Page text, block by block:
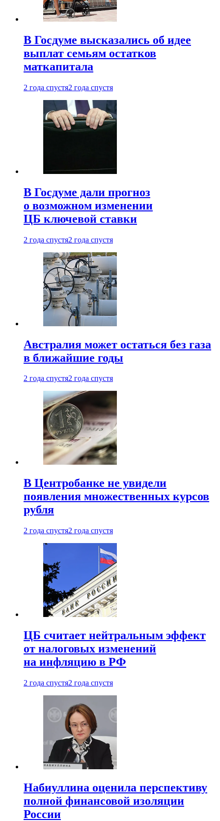
В Госдуме высказались об идее
выплат семьям остатков
маткапитала
2 года спустя2 года спустя
В Госдуме дали прогноз
о возможном изменении
ЦБ ключевой ставки
2 года спустя2 года спустя
Австралия может остаться без газа
в ближайшие годы
2 года спустя2 года спустя
В Центробанке не увидели
появления множественных курсов
рубля
2 года спустя2 года спустя
ЦБ считает нейтральным эффект
от налоговых изменений
на инфляцию в РФ
2 года спустя2 года спустя
Набиуллина оценила перспективу
полной финансовой изоляции
России